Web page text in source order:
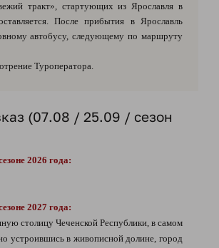
тракт», стартующих из Ярославля в
После прибытия в Ярославль
автобусу, следующему по маршруту
Туроператора.
(07.08 / 25.09 / сезон
2026 года:
2027 года:
столицу Чеченской Республики, в самом
устроившись в живописной долине, город